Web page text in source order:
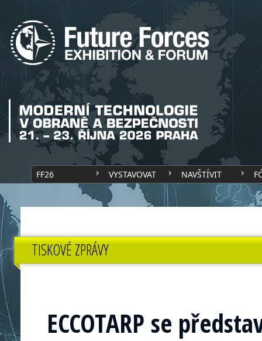
FF26 VYSTAVOVAT NAVŠTÍVIT
TISKOVÉ ZPRÁVY
ECCOTARP se